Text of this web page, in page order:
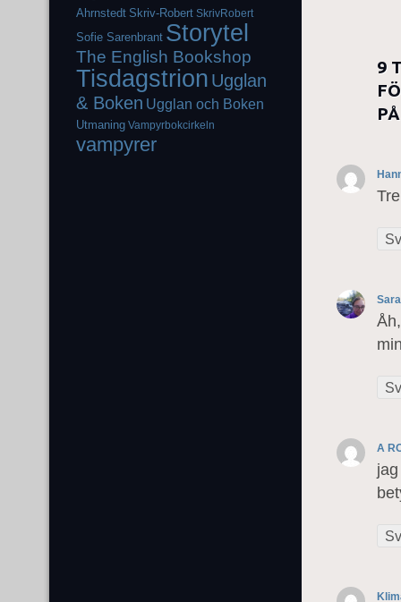
9
A
Ahrnstedt Skriv-Robert SkrivRobert
Sofie Sarenbrant Storytel
The English Bookshop
Tisdagstrion Ugglan
& Boken Ugglan och Boken
Utmaning Vampyrbokcirkeln
vampyrer